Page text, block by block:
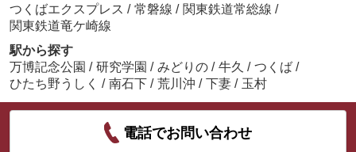
つくばエクスプレス / 常磐線 / 関東鉄道常総線 /
関東鉄道竜ケ崎線
駅から探す
万博記念公園 / 研究学園 / みどりの / 牛久 / つくば /
ひたち野うしく / 南石下 / 荒川沖 / 下妻 / 玉村
電話でお問い合わせ